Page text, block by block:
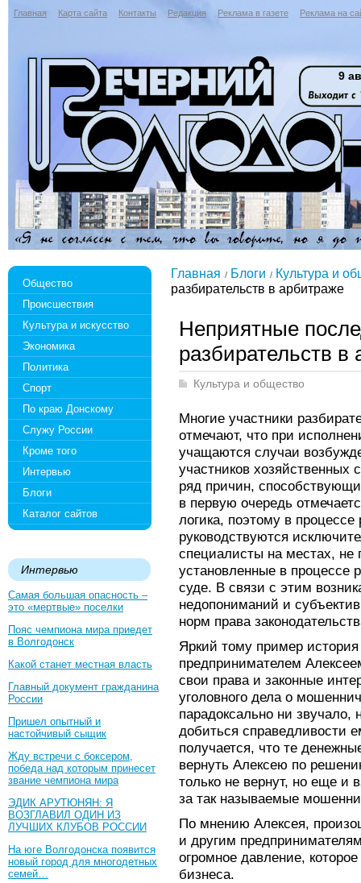
Главная Карта сайта Контакты Редакция Реклама в газете Реклама на
9
Общество
Происшествия
Культура и искусство
Экономика
Политика
Спорт
По краю Донскому
Служу России
Кроме того
Интервью
Блоги
Каталог сайтов
Интервью
Самая большая опасность –
это «мертвые» поселки
Пояс чемпиона мира приедет
в Волгодонск
Какой станет местная власть
Главный документ гражданина
России
Пришел опытный и
настойчивый сыщик
Жду встречи с боксером,
победа над которым принесет
звание чемпиона мира
ЭДИК АРУТЮНЯН: Я
ВОЗГЛАВИЛ ОДИН ИЗ
ЛУЧШИХ КЛУБОВ РОССИИ
На юге Волгодонска появится
новый город для многодетных
семей…
Главная Блоги
Культура и
разбирательств в арбитраже
Неприятные
разбирательств в
Культура и общество
Многие участники
отмечают, что при
учащаются случаи
участников
ряд причин,
в первую очередь
логика, поэтому в
руководствуются
специалисты на местах,
установленные в процессе
суде. В связи с этим
недопониманий и
норм права
Яркий тому пример
предпринимателем
свои права и законные
уголовного дела о
парадоксально ни
добиться справедливости
получается, что те
вернуть Алексею по
только не вернут, но еще
за так называемые
По мнению Алексея,
и другим
огромное давление,
бизнеса.